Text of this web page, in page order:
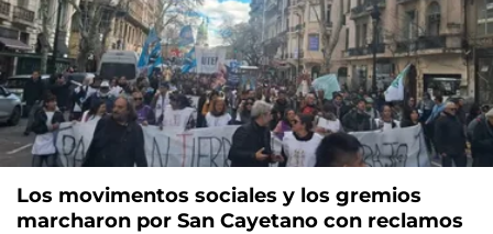
Los movimentos sociales y los gremios
marcharon por San Cayetano con reclamos